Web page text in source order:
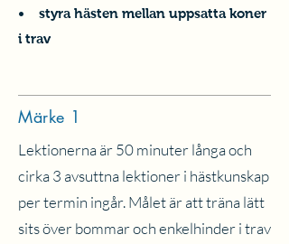
• styra hästen mellan uppsatta koner
i trav
Märke 1
Lektionerna är 50 minuter långa och
cirka 3 avsuttna lektioner i hästkunskap
per termin ingår. Målet är att träna lätt
sits över bommar och enkelhinder i trav